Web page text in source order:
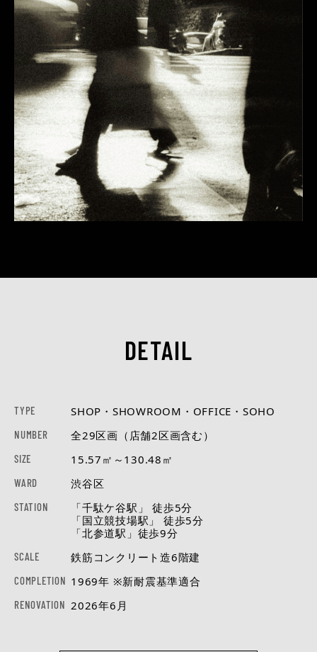
DETAIL
TYPE SHOP・SHOWROOM・OFFICE・SOHO
NUMBER 全29区画（店舗2区画含む）
SIZE 15.57㎡～130.48㎡
WARD 渋谷区
STATION
「千駄ケ谷駅」 徒歩5分
「国立競技場駅」 徒歩5分
「北参道駅」徒歩9分
SCALE 鉄筋コンクリート造6階建
COMPLETION 1969年 ※新耐震基準適合
RENOVATION 2026年6月